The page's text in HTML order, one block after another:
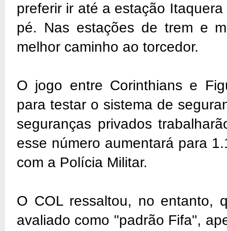
preferir ir até a estação
pé. Nas estações de trem e
melhor caminho ao torcedor.
O jogo entre Corinthians e
para testar o sistema de
seguranças privados
esse número aumentará para
com a Polícia Militar.
O COL ressaltou, no entanto,
avaliado como "padrão Fifa",